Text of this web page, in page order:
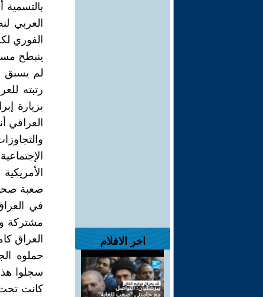
اخر الافلام
بالتسمية
العربي
الفوري
ينبطح
لم يسبق
رتبته
بزيارة
العراقي
صعبة
في
مشتركة
العراق
حملوه
سجلوا
كانت تحت